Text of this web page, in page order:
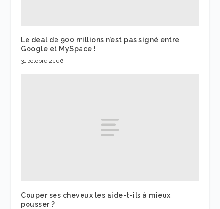
Le deal de 900 millions n’est pas signé entre
Google et MySpace !
31 octobre 2006
Couper ses cheveux les aide-t-ils à mieux
pousser ?